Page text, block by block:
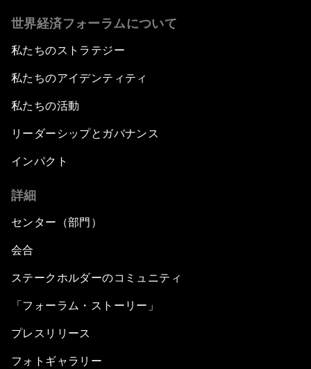
An Insight, An Idea with Martin Wolf
Closing the Infrastructure Gap
The New Banking Context
Forum Debate: The Price of Instability
Transformational Leadership
Transformational Leadership
An Insight, An Idea with Queen Rania
世界経済フォーラムについて
私たちのストラテジー
私たちのアイデンティティ
私たちの活動
リーダーシップとガバナンス
インパクト
詳細
センター（部門）
会合
ステークホルダーのコミュニティ
「フォーラム・ストーリー」
プレスリリース
フォトギャラリー